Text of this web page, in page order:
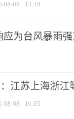
08-08 13:19
为台风暴雨
江苏上海浙江
08-08 10:05